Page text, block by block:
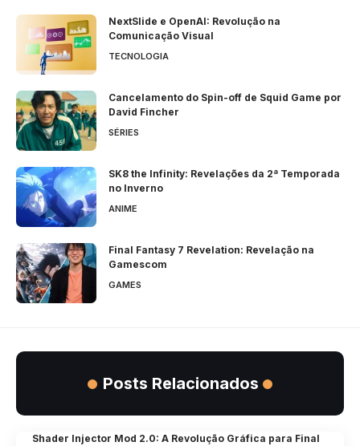
NextSlide e OpenAI: Revolução na
Comunicação Visual
TECNOLOGIA
Cancelamento do Spin-off de Squid Game por
David Fincher
SÉRIES
SK8 the Infinity: Revelações da 2ª Temporada
no Inverno
ANIME
Final Fantasy 7 Revelation: Revelação na
Gamescom
GAMES
Posts Relacionados
Shader Injector Mod 2.0: A Revolução Gráfica para Final